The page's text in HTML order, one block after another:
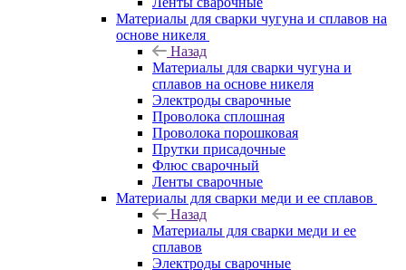
Материалы для сварки чугуна и сплавов на
основе никеля
Назад
Материалы для сварки чугуна и
сплавов на основе никеля
Электроды сварочные
Проволока сплошная
Проволока порошковая
Прутки присадочные
Флюс сварочный
Ленты сварочные
Материалы для сварки меди и ее сплавов
Назад
Материалы для сварки меди и ее
сплавов
Электроды сварочные